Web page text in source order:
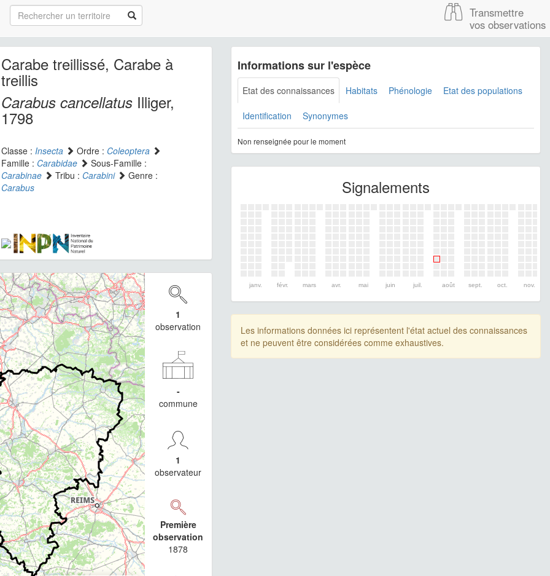
Transmettre
vos observations
Carabe treillissé, Carabe à
treillis
Carabus cancellatusIlliger,
1798
Classe : Insecta Ordre : Coleoptera
Famille : Carabidae
Sous-Famille :
Carabinae
Tribu : Carabini
Genre :
Carabus
1
observation
-
commune
1
observateur
Première
observation
1878
Informations sur l'espèce
Etat des connaissances Habitats Phénologie Etat des populations
Identification Synonymes
Non renseignée pour le moment
Signalements
janv. févr. mars avr. mai juin juil. août sept. oct. nov.
Les informations données ici représentent l'état actuel des connaissances
et ne peuvent être considérées comme exhaustives.